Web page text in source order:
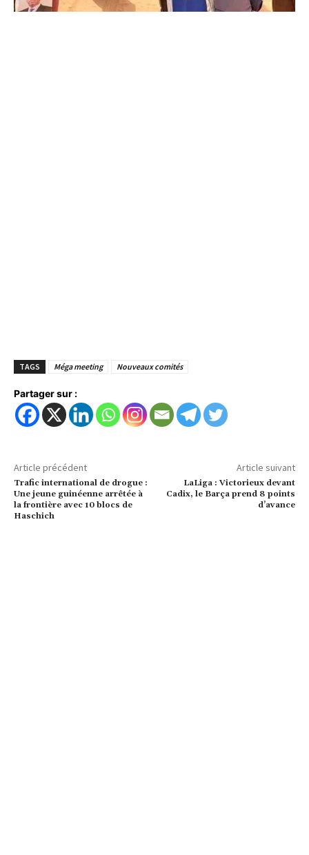
TAGS Méga meeting Nouveaux comités
Partager sur :
Article précédent
Trafic international de drogue :
Une jeune guinéenne arrêtée à
la frontière avec 10 blocs de
Haschich
Article suivant
LaLiga : Victorieux devant
Cadix, le Barça prend 8 points
d’avance